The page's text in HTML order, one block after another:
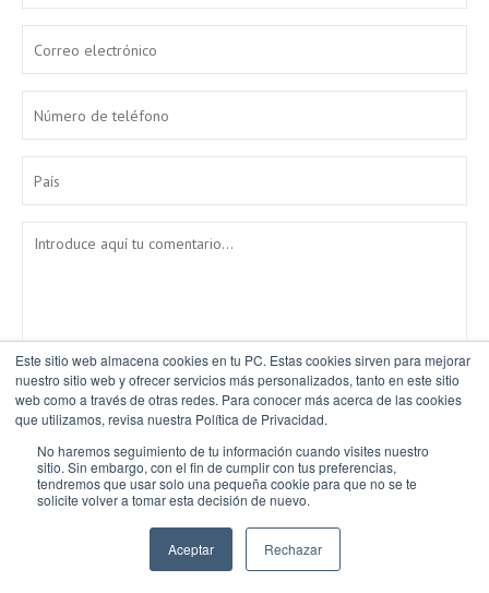
Este sitio web almacena cookies en tu PC. Estas cookies sirven para mejorar
nuestro sitio web y ofrecer servicios más personalizados, tanto en este sitio
web como a través de otras redes. Para conocer más acerca de las cookies
que utilizamos, revisa nuestra Política de Privacidad.
No haremos seguimiento de tu información cuando visites nuestro
sitio. Sin embargo, con el fin de cumplir con tus preferencias,
tendremos que usar solo una pequeña cookie para que no se te
solicite volver a tomar esta decisión de nuevo.
Aceptar Rechazar
He leído y acepto laPolítica de Privacidad y Protección de
datos *